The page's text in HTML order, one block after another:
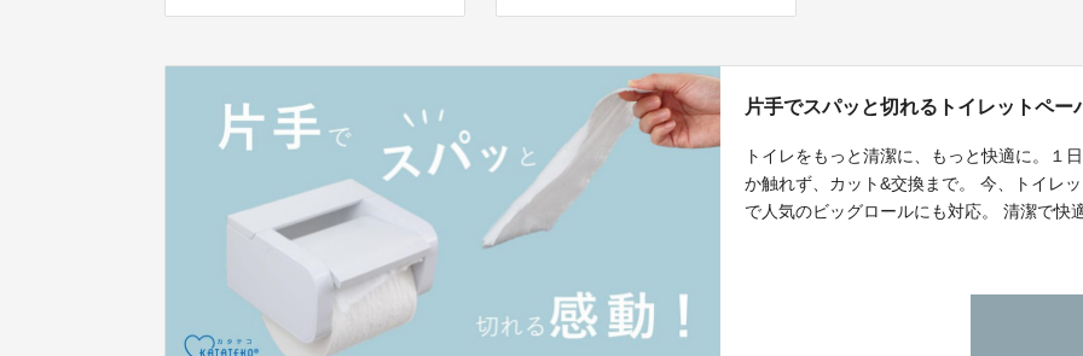
片手でスパッと切れるトイレットペ
トイレをもっと清潔に、もっと快適に。１
か触れず、カット&交換まで。 今、トイレ
で人気のビッグロールにも対応。 清潔で快